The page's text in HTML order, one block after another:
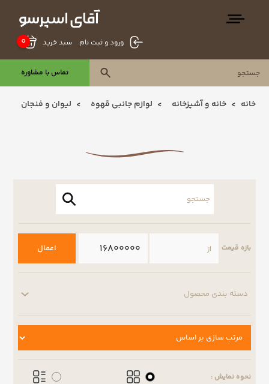
ورود و ثبت نام 0 سبد خرید
تماس با مشاوره
خانه خانه و آشپزخانه لوازم جانبی قهوه لیوان و فنجان
بازه قیمت اعمال
دسته بندی محصول
نحوه نمایش :